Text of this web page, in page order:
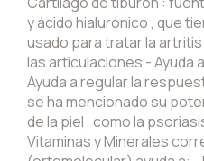
y ácido hialurónico , que
usado para tratar la
las articulaciones - Ayuda
Ayuda a regular la
se ha mencionado su
de la piel , como la
Vitaminas y Minerales